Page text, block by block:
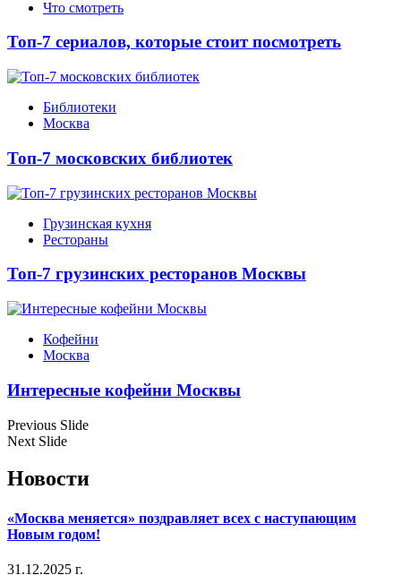
Что смотреть
Топ-7 сериалов, которые стоит посмотреть
Библиотеки
Москва
Топ-7 московских библиотек
Грузинская кухня
Рестораны
Топ-7 грузинских ресторанов Москвы
Кофейни
Москва
Интересные кофейни Москвы
Previous Slide
Next Slide
Новости
«Москва меняется» поздравляет всех с наступающим
Новым годом!
31.12.2025 г.